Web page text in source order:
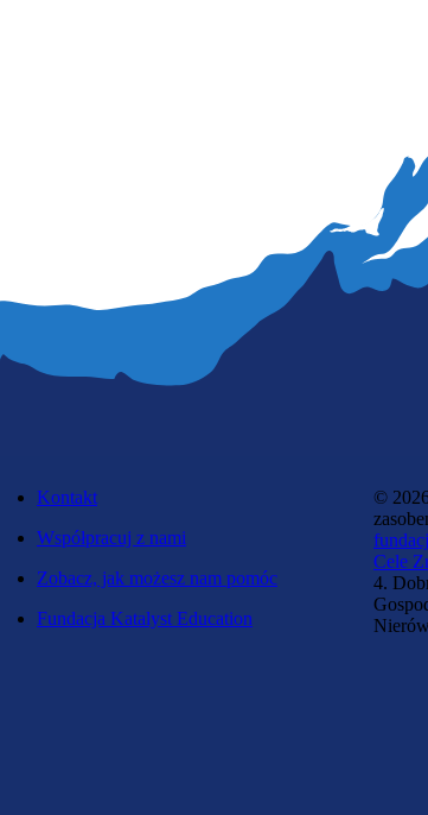
Kontakt
Współpracuj z nami
Zobacz, jak możesz nam pomóc
Fundacja Katalyst Education
©
Cele
4.